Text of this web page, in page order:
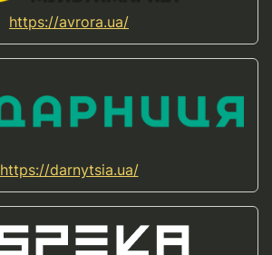
https://avrora.ua/
https://darnytsia.ua/